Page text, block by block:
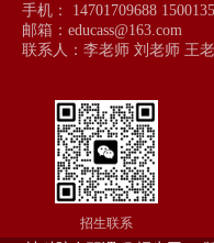
手机： 14701709688
邮箱：educass@163.com
联系人：李老师 刘老师 王
招生联系